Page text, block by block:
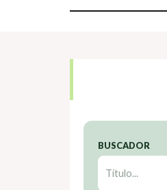
BUSCADOR